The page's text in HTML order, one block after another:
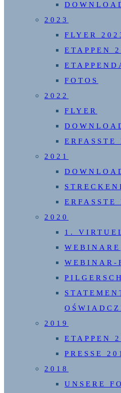
2023
FLYER
ETAPPEN
FOTOS
2022
FLYER
ERFASSTE
2021
ERFASSTE
2020
1.
WEBINARE
WEBINAR-
2019
ETAPPEN
PRESSE
2018
UNSERE